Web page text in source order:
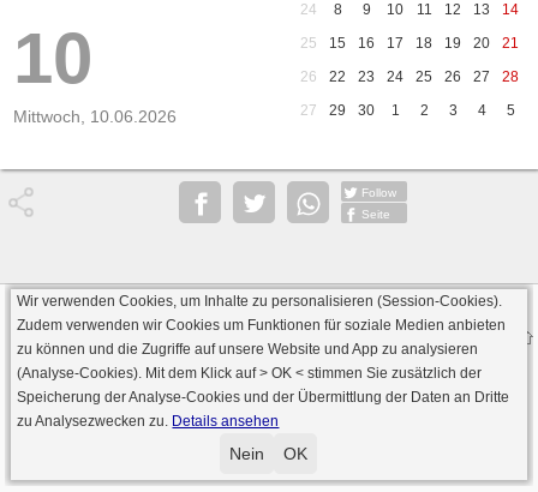
10
Mittwoch, 10.06.2026
24
8 9 10 11 12 13
14
25
15 16 17 18 19 20
21
26
22 23 24 25 26 27
28
27
29 30 1 2 3 4 5
Follow
Seite
· Serverversion: 2026 6.241 · registrierte Spieler: 501.048 ·
Online Skat Server: 142 (private Server:136)
Wir verwenden Cookies, um Inhalte zu personalisieren (Session-Cookies).
Zudem verwenden wir Cookies um Funktionen für soziale Medien anbieten
zu können und die Zugriffe auf unsere Website und App zu analysieren
(Analyse-Cookies). Mit dem Klick auf> OK < stimmen Sie zusätzlich der
Speicherung der Analyse-Cookies und der Übermittlung der Daten an Dritte
zu Analysezwecken zu. Details ansehen
Nein OK